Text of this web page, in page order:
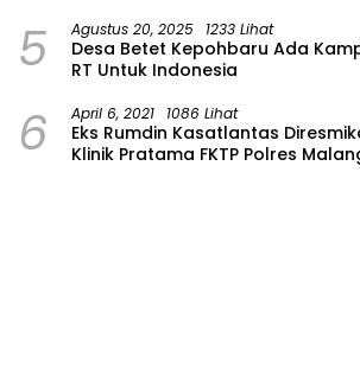
5 Agustus 20, 2025 1233 Lihat
Desa Betet Kepohbaru Ada
RT Untuk Indonesia
6 April 6, 2021 1086 Lihat
Eks Rumdin Kasatlantas
Klinik Pratama FKTP Polres